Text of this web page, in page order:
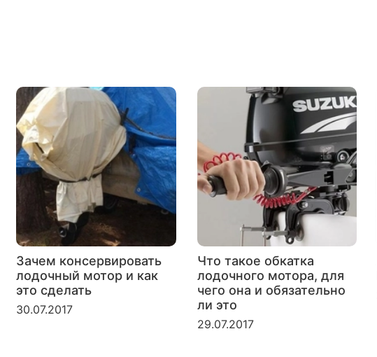
Зачем консервировать
лодочный мотор и как
это сделать
30.07.2017
Что такое обкатка
лодочного мотора, для
чего она и обязательно
ли это
29.07.2017